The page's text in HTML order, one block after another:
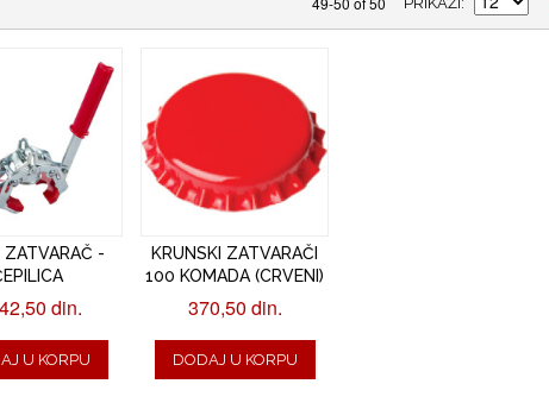
ZATVARAČ -
din.
U KORPU
KRUNSKI ZATVARAČI
100 KOMADA (CRVENI)
370,50 din.
DODAJ U KORPU